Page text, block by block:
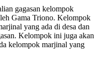
gagasan kelompok
Gama Triono. Kelompok
yang ada di desa dan
Kelompok ini juga akan
kelompok marjinal yang